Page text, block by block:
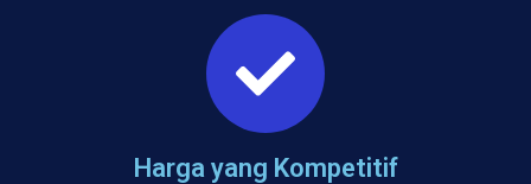
Harga yang Kompetitif